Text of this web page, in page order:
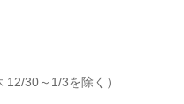
12/30～1/3を除く）